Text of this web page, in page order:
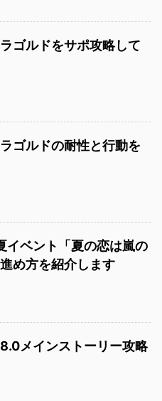
ゴルドをサポ攻略して
ゴルドの耐性と行動を
イベント「夏の恋は嵐の
め方を紹介します
メインストーリー攻略